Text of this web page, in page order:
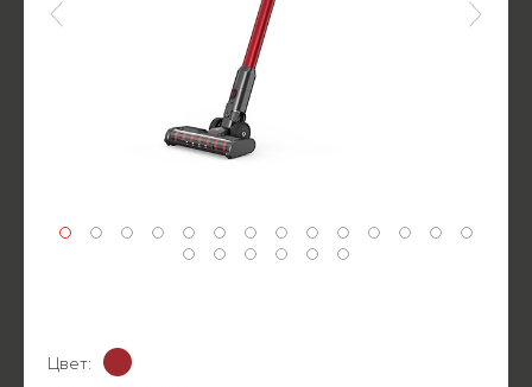
Цвет: